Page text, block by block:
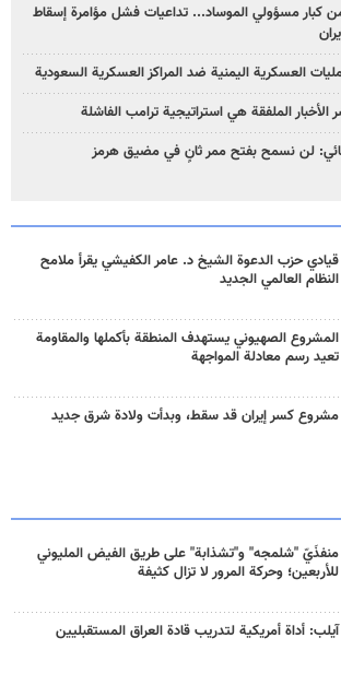
كبار مسؤولي الموساد... تداعيات فشل مؤامرة إسقاط
العسكرية اليمنية ضد المراكز العسكرية السعودية
الأخبار الملفقة هي استراتيجية ترامب الفاشلة
لن نسمح بفتح ممر ثانٍ في مضيق هرمز
قيادي حزب الدعوة الشيخ د. عامر الكفيشي يقرأ ملامح
النظام العالمي الجديد
المشروع الصهيوني يستهدف المنطقة بأكملها والمقاومة
تعيد رسم معادلة المواجهة
مشروع كسر إيران قد سقط، وبدأت ولادة شرق جديد
منفذَيّ "شلمجه" و"تشذابة" على طريق الفيض المليوني
للأربعين؛ وحركة المرور لا تزال كثيفة
آيلب: أداة أمريكية لتدريب قادة العراق المستقبليين